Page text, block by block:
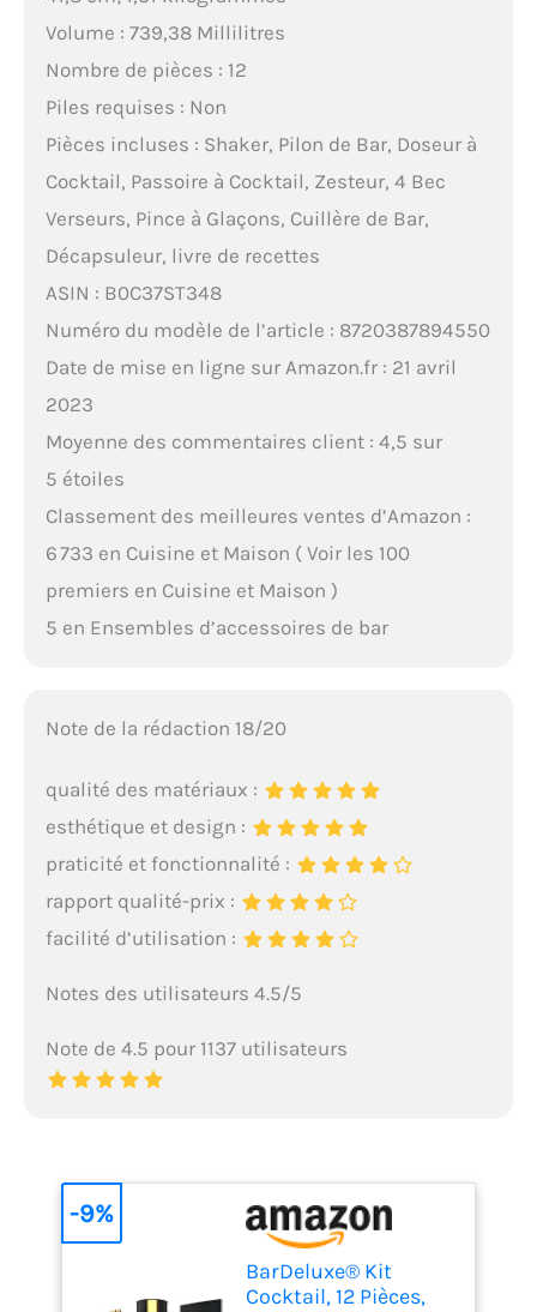
Volume : 739,38 Millilitres
Nombre de pièces : 12
Piles requises : Non
Pièces incluses : Shaker, Pilon de Bar, Doseur à
Cocktail, Passoire à Cocktail, Zesteur, 4 Bec
Verseurs, Pince à Glaçons, Cuillère de Bar,
Décapsuleur, livre de recettes
ASIN : B0C37ST348
Numéro du modèle de l’article : 8720387894550
Date de mise en ligne sur Amazon.fr : 21 avril
2023
Moyenne des commentaires client : 4,5 sur
5 étoiles
Classement des meilleures ventes d’Amazon :
6 733 en Cuisine et Maison ( Voir les 100
premiers en Cuisine et Maison )
5 en Ensembles d’accessoires de bar
Note de la rédaction 18/20
qualité des matériaux :
esthétique et design :
praticité et fonctionnalité :
rapport qualité-prix :
facilité d’utilisation :
Notes des utilisateurs 4.5/5
Note de 4.5 pour 1137 utilisateurs
BarDeluxe® Kit
Cocktail, 12 Pièces,
-9%